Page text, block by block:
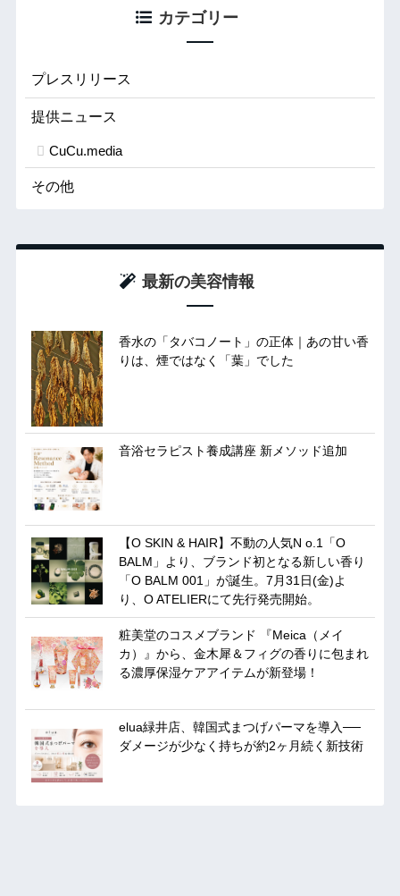
カテゴリー
プレスリリース
提供ニュース
CuCu.media
その他
最新の美容情報
香水の「タバコノート」の正体｜あの甘い香
りは、煙ではなく「葉」でした
音浴セラピスト養成講座 新メソッド追加
【O SKIN & HAIR】不動の人気N o.1「O
BALM」より、ブランド初となる新しい香り
「O BALM 001」が誕生。7月31日(金)よ
り、O ATELIERにて先行発売開始。
粧美堂のコスメブランド 『Meica（メイ
カ）』から、金木犀＆フィグの香りに包まれ
る濃厚保湿ケアアイテムが新登場！
elua緑井店、韓国式まつげパーマを導入──
ダメージが少なく持ちが約2ヶ月続く新技術